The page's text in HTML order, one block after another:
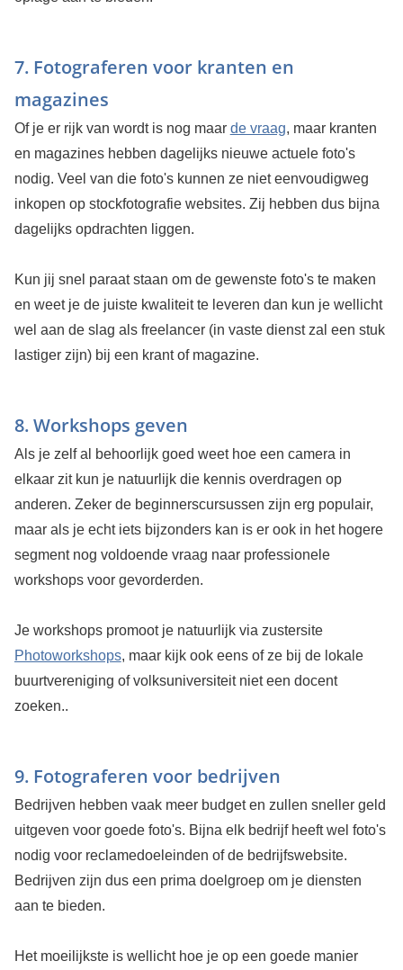
7. Fotograferen voor kranten en
magazines
Of je er rijk van wordt is nog maar de vraag, maar kranten
en magazines hebben dagelijks nieuwe actuele foto's
nodig. Veel van die foto's kunnen ze niet eenvoudigweg
inkopen op stockfotografie websites. Zij hebben dus bijna
dagelijks opdrachten liggen.
Kun jij snel paraat staan om de gewenste foto's te maken
en weet je de juiste kwaliteit te leveren dan kun je wellicht
wel aan de slag als freelancer (in vaste dienst zal een stuk
lastiger zijn) bij een krant of magazine.
8. Workshops geven
Als je zelf al behoorlijk goed weet hoe een camera in
elkaar zit kun je natuurlijk die kennis overdragen op
anderen. Zeker de beginnerscursussen zijn erg populair,
maar als je echt iets bijzonders kan is er ook in het hogere
segment nog voldoende vraag naar professionele
workshops voor gevorderden.
Je workshops promoot je natuurlijk via zustersite
Photoworkshops, maar kijk ook eens of ze bij de lokale
buurtvereniging of volksuniversiteit niet een docent
zoeken..
9. Fotograferen voor bedrijven
Bedrijven hebben vaak meer budget en zullen sneller geld
uitgeven voor goede foto's. Bijna elk bedrijf heeft wel foto's
nodig voor reclamedoeleinden of de bedrijfswebsite.
Bedrijven zijn dus een prima doelgroep om je diensten
aan te bieden.
Het moeilijkste is wellicht hoe je op een goede manier